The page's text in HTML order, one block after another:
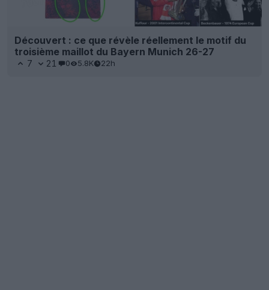
Découvert : ce que révèle réellement le motif du
troisième maillot du Bayern Munich 26-27
7 21 0 5.8K 22h